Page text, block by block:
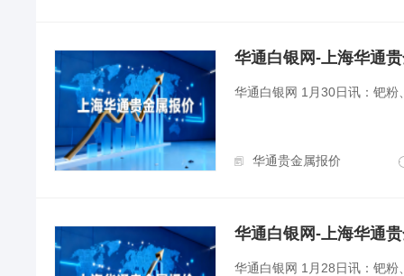
华通白银网-上海华通
华通白银网 1月30日讯：钯
华通贵金属报价
华通白银网-上海华通
华通白银网 1月28日讯：钯